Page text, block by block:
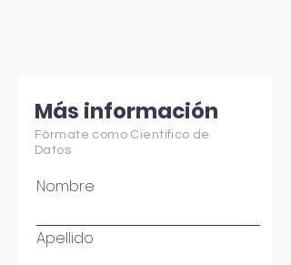
Más información
Fórmate como Científico de
Datos
Nombre
Apellido